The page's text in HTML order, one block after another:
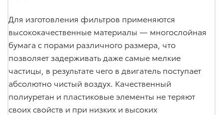
Для изготовления фильтров применяются
высококачественные материалы — многослойная
бумага с порами различного размера, что
позволяет задерживать даже самые мелкие
частицы, в результате чего в двигатель поступает
абсолютно чистый воздух. Качественный
полиуретан и пластиковые элементы не теряют
своих свойств и при низких и высоких